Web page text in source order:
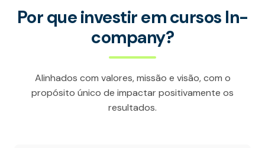
Por que investir em cursos In-
company?
Alinhados com valores, missão e visão, com o
propósito único de impactar positivamente os
resultados.